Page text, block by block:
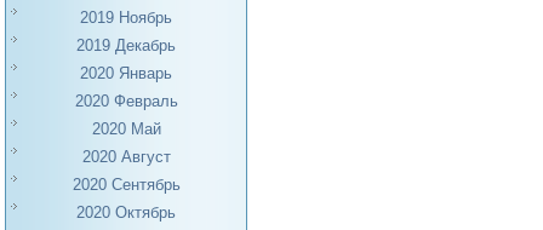
2019 Ноябрь
2019 Декабрь
2020 Январь
2020 Февраль
2020 Май
2020 Август
2020 Сентябрь
2020 Октябрь